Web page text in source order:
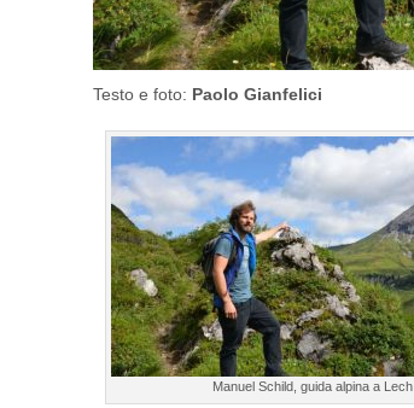
Testo e foto: Paolo Gianfelici
Manuel Schild, guida alpina a Lech